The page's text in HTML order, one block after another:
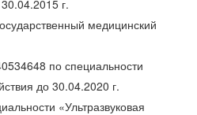
г.
медицинский
по специальности
до 30.04.2020 г.
«Ультразвуковая